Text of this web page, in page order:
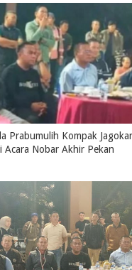
Prabumulih Kompak
Acara Nobar Akhir Pekan